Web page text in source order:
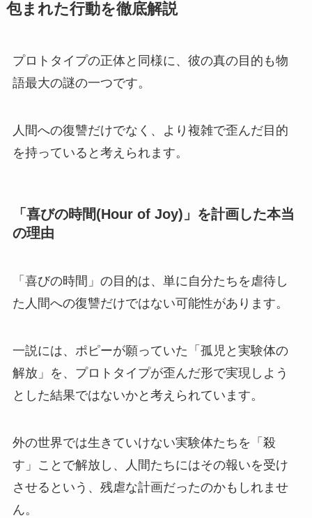
包まれた行動を徹底解説
プロトタイプの正体と同様に、彼の真の目的も物
語最大の謎の一つです。
人間への復讐だけでなく、より複雑で歪んだ目的
を持っていると考えられます。
「喜びの時間(Hour of Joy)」を計画した本当
の理由
「喜びの時間」の目的は、単に自分たちを虐待し
た人間への復讐だけではない可能性があります。
一説には、ポピーが願っていた「孤児と実験体の
解放」を、プロトタイプが歪んだ形で実現しよう
とした結果ではないかと考えられています。
外の世界では生きていけない実験体たちを「殺
す」ことで解放し、人間たちにはその報いを受け
させるという、残虐な計画だったのかもしれませ
ん。